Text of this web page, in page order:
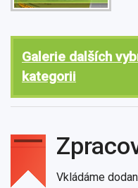
Galerie dalších
kategorii
Vkládáme